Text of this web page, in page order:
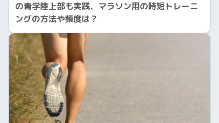
の青学陸上部も実践、マラソン用の時短トレーニ
ングの方法や頻度は？